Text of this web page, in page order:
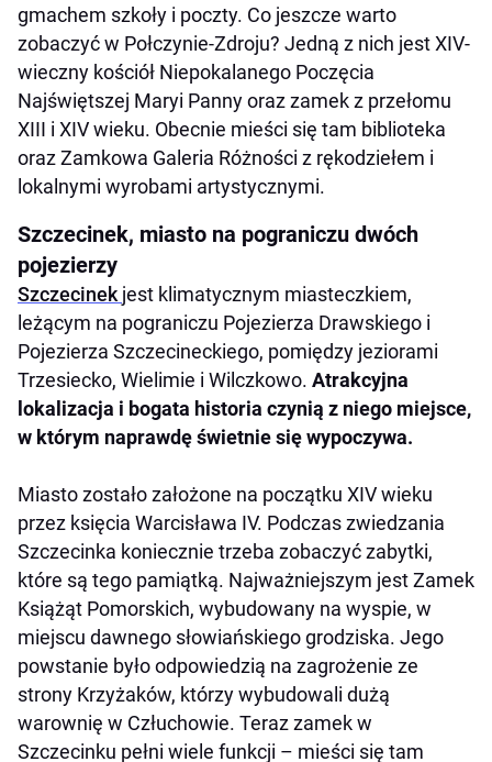
gmachem szkoły i poczty. Co jeszcze warto
zobaczyć w Połczynie-Zdroju? Jedną z nich jest XIV-
wieczny kościół Niepokalanego Poczęcia
Najświętszej Maryi Panny oraz zamek z przełomu
XIII i XIV wieku. Obecnie mieści się tam biblioteka
oraz Zamkowa Galeria Różności z rękodziełem i
lokalnymi wyrobami artystycznymi.
Szczecinek, miasto na pograniczu dwóch
pojezierzy
Szczecinek jest klimatycznym miasteczkiem,
leżącym na pograniczu Pojezierza Drawskiego i
Pojezierza Szczecineckiego, pomiędzy jeziorami
Trzesiecko, Wielimie i Wilczkowo. Atrakcyjna
lokalizacja i bogata historia czynią z niego miejsce,
w którym naprawdę świetnie się wypoczywa.
Miasto zostało założone na początku XIV wieku
przez księcia Warcisława IV. Podczas zwiedzania
Szczecinka koniecznie trzeba zobaczyć zabytki,
które są tego pamiątką. Najważniejszym jest Zamek
Książąt Pomorskich, wybudowany na wyspie, w
miejscu dawnego słowiańskiego grodziska. Jego
powstanie było odpowiedzią na zagrożenie ze
strony Krzyżaków, którzy wybudowali dużą
warownię w Człuchowie. Teraz zamek w
Szczecinku pełni wiele funkcji – mieści się tam